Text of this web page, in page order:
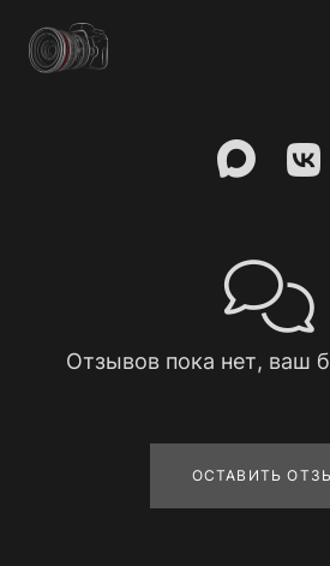
Отзывов пока нет, ваш
ОСТАВИТЬ